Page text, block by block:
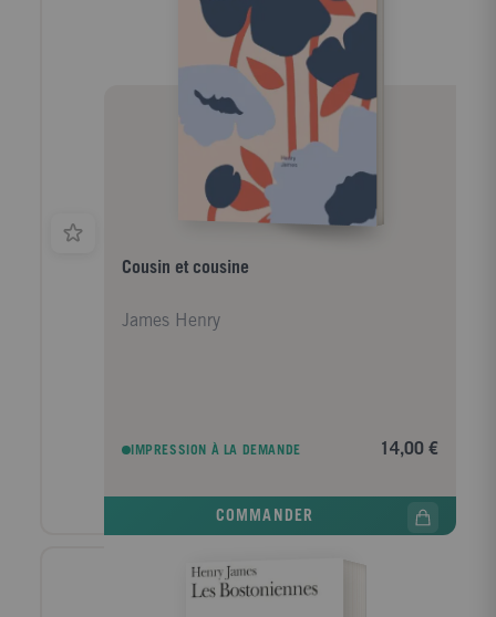
dans l'art de la séduction, Selina impose sans mal
son inconduite. Mais Laura? Devra-t-elle faire taire ses
Cousin et cousine
James Henry
IMPRESSION À LA DEMANDE 14,00 €
COMMANDER